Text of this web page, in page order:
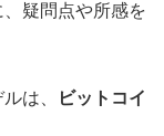
疑問点や所感を
は、
ビットコイ